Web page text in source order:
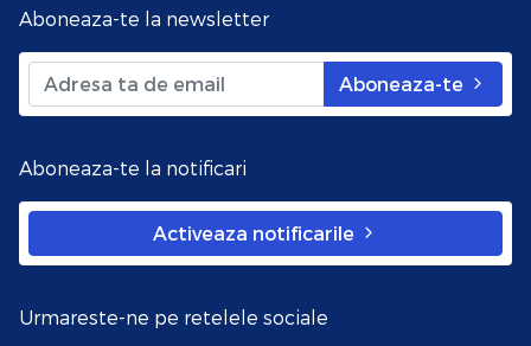
Aboneaza-te la newsletter
Aboneaza-te
Aboneaza-te la notificari
Activeaza notificarile
Urmareste-ne pe retelele sociale